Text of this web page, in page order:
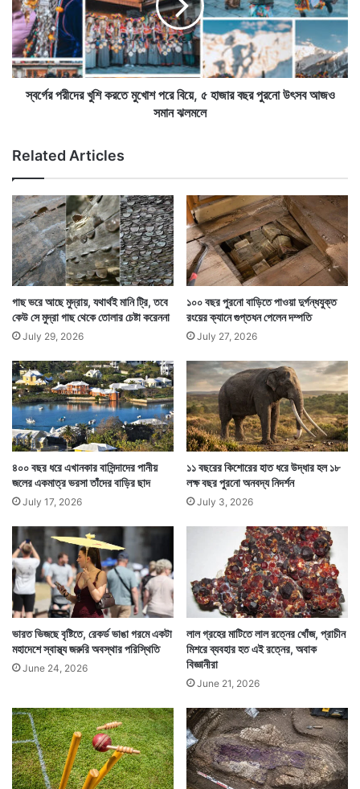
কিন্তু যেখানে ভারতে মানুষ গঙ্গা, যমুনার জলে পা দেন, স্নান
করেন, সেখানে টেমস এমন কোন উচ্চতায় থাকা নদী যে তাতে পা
ইন্টারনেটে একটি ছবি ছড়িয়ে পড়ে। যেখানে দেখা যায় লন্ডনের
টেমস নদীর জলে প্যান্টের নিচের অংশ কিছুটা গুটিয়ে পা দিচ্ছেন এক
ভারতীয় যুবক। তাঁর সেই টেমসের জলে নামার ছবি তুলছেন অন্য
একজন।
ল
৪
হা
জা
র
রী
দে
র
খু
শি
খো
শ
প
রে
বি
য়ে
,
৫
হা
জা
র
ছ
র
পু
র
নো
উ
ৎ
স
ব
ও
স
মা
ন
ঝ
ল
ম
লে
স্বর্গের পরীদের খুশি করতে মুখোশ পরে বিয়ে, ৫ হাজার বছর পুরনো উৎসব আজও
সমান ঝলমলে
Related Articles
গাছ ভরে আছে মুদ্রায়, যথার্থই মানি ট্রি, তবে
কেউ সে মুদ্রা গাছ থেকে তোলার চেষ্টা করেননা
July 29, 2026
১০০ বছর পুরনো বাড়িতে পাওয়া দুর্গন্ধযুক্ত
রংয়ের ক্যানে গুপ্তধন পেলেন দম্পতি
July 27, 2026
৪০০ বছর ধরে এখানকার বাসিন্দাদের পানীয়
জলের একমাত্র ভরসা তাঁদের বাড়ির ছাদ
July 17, 2026
১১ বছরের কিশোরের হাত ধরে উদ্ধার হল ১৮
লক্ষ বছর পুরনো অনবদ্য নিদর্শন
July 3, 2026
ভারত ভিজছে বৃষ্টিতে, রেকর্ড ভাঙা গরমে একটা
মহাদেশে স্বাস্থ্য জরুরি অবস্থার পরিস্থিতি
June 24, 2026
লাল গ্রহের মাটিতে লাল রত্নের খোঁজ, প্রাচীন
মিশরে ব্যবহার হত এই রত্নের, অবাক
বিজ্ঞানীরা
June 21, 2026